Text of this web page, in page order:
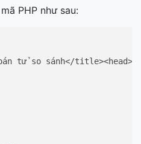
PHP như sau:
tử so sánh</title><head>